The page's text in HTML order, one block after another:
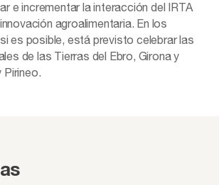
e incrementar la interacción del IRTA
agroalimentaria. En los
es posible, está previsto celebrar las
de las Tierras del Ebro, Girona y
Pirineo.